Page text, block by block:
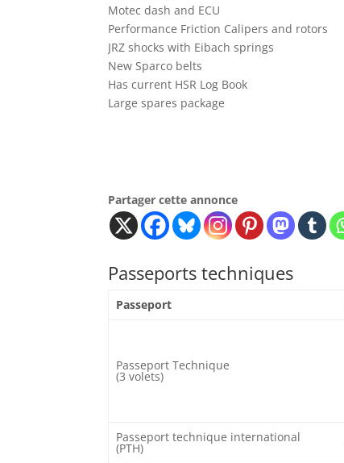
Motec dash and ECU
Performance Friction Calipers and rotors
JRZ shocks with Eibach springs
New Sparco belts
Has current HSR Log Book
Large spares package
Partager cette annonce
Passeports techniques
Passeport
Passeport Technique
(3 volets)
Passeport technique international
(PTH)